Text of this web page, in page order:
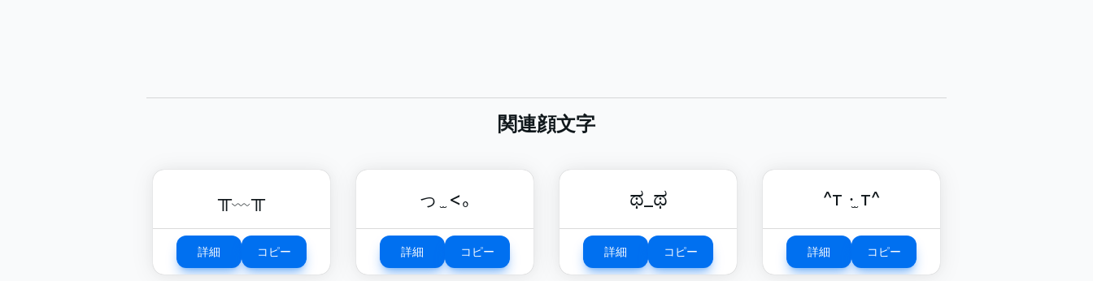
関連顔文字
╥﹏╥
詳細 コピー
っ ̫ <｡
詳細 コピー
ಥ_ಥ
詳細 コピー
^т ·̫ т^
詳細 コピー